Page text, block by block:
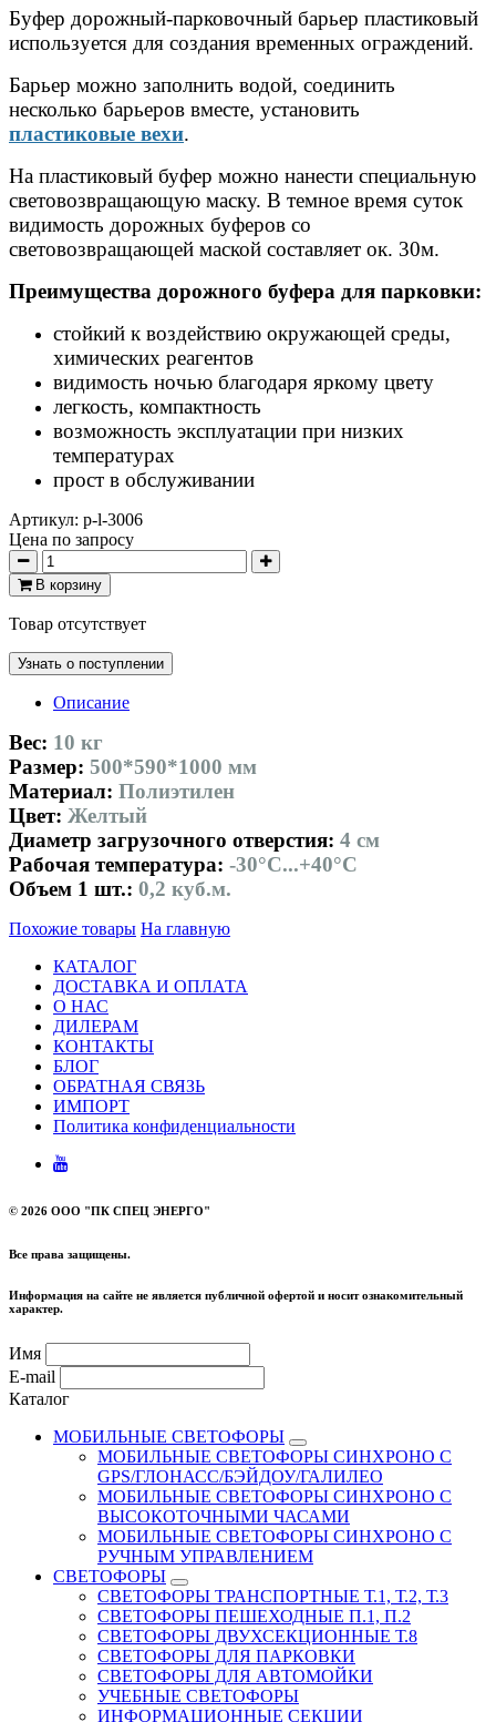
Буфер дорожный-парковочный барьер пластиковый
используется для создания временных ограждений.
Барьер можно заполнить водой, соединить
несколько барьеров вместе, установить
пластиковые вехи.
На пластиковый буфер можно нанести специальную
световозвращающую маску. В темное время суток
видимость дорожных буферов со
световозвращающей маской составляет ок. 30м.
Преимущества дорожного буфера для парковки:
стойкий к воздействию окружающей среды,
химических реагентов
видимость ночью благодаря яркому цвету
легкость, компактность
возможность эксплуатации при низких
температурах
прост в обслуживании
Артикул: p-l-3006
Цена по запросу
В корзину
Товар отсутствует
Узнать о поступлении
Описание
Вес: 10 кг
Размер: 500*590*1000 мм
Материал: Полиэтилен
Цвет: Желтый
Диаметр загрузочного отверстия: 4 см
Рабочая температура: -30°С...+40°С
Объем 1 шт.: 0,2 куб.м.
Похожие товары На главную
КАТАЛОГ
ДОСТАВКА И ОПЛАТА
О НАС
ДИЛЕРАМ
КОНТАКТЫ
БЛОГ
ОБРАТНАЯ СВЯЗЬ
ИМПОРТ
Политика конфиденциальности
© 2026 ООО "ПК СПЕЦ ЭНЕРГО"
Все права защищены.
Информация на сайте не является публичной офертой и носит ознакомительный
характер.
Имя
E-mail
Каталог
МОБИЛЬНЫЕ СВЕТОФОРЫ
МОБИЛЬНЫЕ СВЕТОФОРЫ СИНХРОНО С
GPS/ГЛОНАСС/БЭЙДОУ/ГАЛИЛЕО
МОБИЛЬНЫЕ СВЕТОФОРЫ СИНХРОНО С
ВЫСОКОТОЧНЫМИ ЧАСАМИ
МОБИЛЬНЫЕ СВЕТОФОРЫ СИНХРОНО С
РУЧНЫМ УПРАВЛЕНИЕМ
СВЕТОФОРЫ
СВЕТОФОРЫ ТРАНСПОРТНЫЕ Т.1, Т.2, Т.3
СВЕТОФОРЫ ПЕШЕХОДНЫЕ П.1, П.2
СВЕТОФОРЫ ДВУХСЕКЦИОННЫЕ Т.8
СВЕТОФОРЫ ДЛЯ ПАРКОВКИ
СВЕТОФОРЫ ДЛЯ АВТОМОЙКИ
УЧЕБНЫЕ СВЕТОФОРЫ
ИНФОРМАЦИОННЫЕ СЕКЦИИ